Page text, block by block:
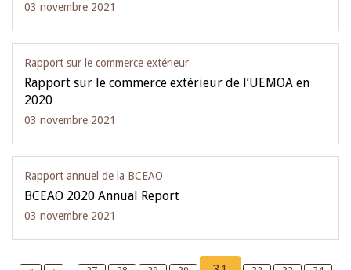
03 novembre 2021
Rapport sur le commerce extérieur
Rapport sur le commerce extérieur de l’UEMOA en
2020
03 novembre 2021
Rapport annuel de la BCEAO
BCEAO 2020 Annual Report
03 novembre 2021